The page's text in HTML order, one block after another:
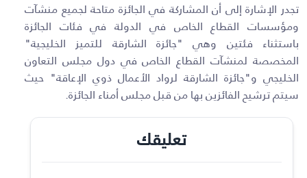
تجدر الإشارة إلى أن المشاركة في الجائزة متاحة لجميع منشآت
ومؤسسات القطاع الخاص في الدولة في فئات الجائزة
باستثناء فئتين وهي "جائزة الشارقة للتميز الخليجية"
المخصصة لمنشآت القطاع الخاص في دول مجلس التعاون
الخليجي و"جائزة الشارقة لرواد الأعمال ذوي الإعاقة" حيث
سيتم ترشيح الفائزين بها من قبل مجلس أمناء الجائزة.
تعليقك